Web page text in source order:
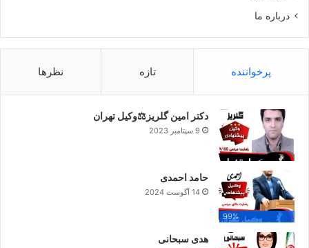
درباره ما
پرخواننده تازه نظرها
دکتر امین گلریز⚖️وکیل تهران
9 سپتامبر 2023
99%
حامد احمدی
14 آگوست 2024
هدی سبحانی